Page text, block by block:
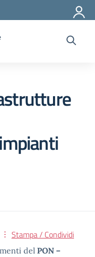
Stampa / Condividi
del PON –